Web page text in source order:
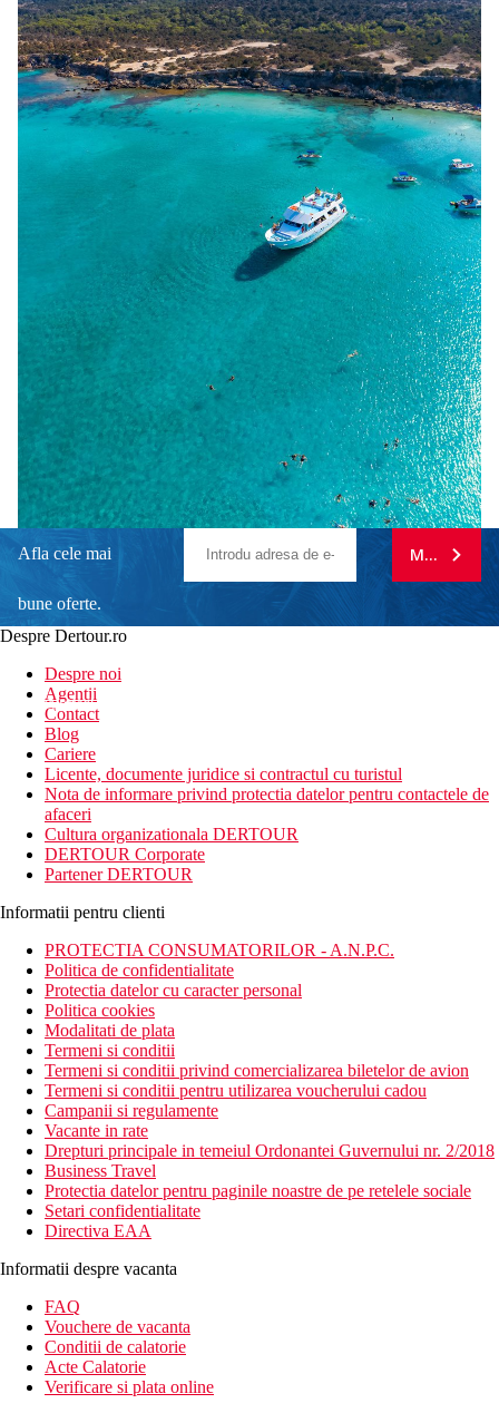
Afla cele mai
bune oferte.
newsletter!
MA
Despre Dertour.ro
Despre noi
Agentii
Contact
Blog
Cariere
Licente, documente juridice si contractul cu turistul
Nota de informare privind protectia datelor pentru contactele de
afaceri
Cultura organizationala DERTOUR
DERTOUR Corporate
Partener DERTOUR
Informatii pentru clienti
PROTECTIA CONSUMATORILOR - A.N.P.C.
Politica de confidentialitate
Protectia datelor cu caracter personal
Politica cookies
Modalitati de plata
Termeni si conditii
Termeni si conditii privind comercializarea biletelor de avion
Termeni si conditii pentru utilizarea voucherului cadou
Campanii si regulamente
Vacante in rate
Drepturi principale in temeiul Ordonantei Guvernului nr. 2/2018
Business Travel
Protectia datelor pentru paginile noastre de pe retelele sociale
Setari confidentialitate
Directiva EAA
Informatii despre vacanta
FAQ
Vouchere de vacanta
Conditii de calatorie
Acte Calatorie
Verificare si plata online